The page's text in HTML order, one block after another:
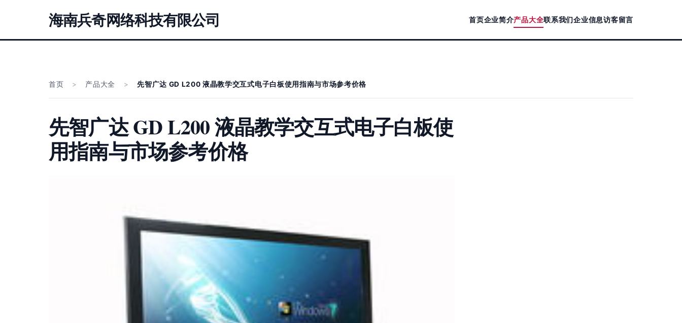
海南兵奇网络科技有限公司 首页企业简介产品大全联系我们企业信息访客留言
首页 > 产品大全 > 先智广达 GD L200 液晶教学交互式电子白板使用指南与市场参考价格
先智广达 GD L200 液晶教学交互式电子白板使
用指南与市场参考价格